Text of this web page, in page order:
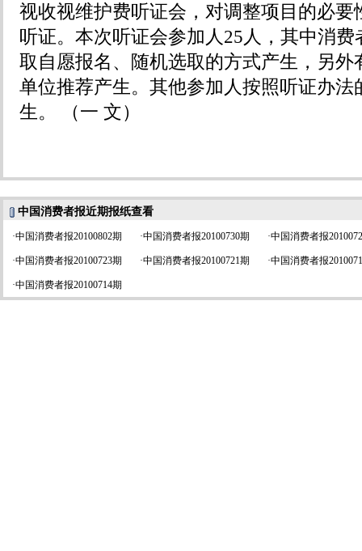
视收视维护费听证会，对调整项目的必要
听证。本次听证会参加人25人，其中消费
取自愿报名、随机选取的方式产生，另外
单位推荐产生。其他参加人按照听证办法
生。 （一 文）
中国消费者报近期报纸查看
·中国消费者报20100802期 ·中国消费者报20100730期 ·中国消费者报
·中国消费者报20100723期 ·中国消费者报20100721期 ·中国消费者报
·中国消费者报20100714期